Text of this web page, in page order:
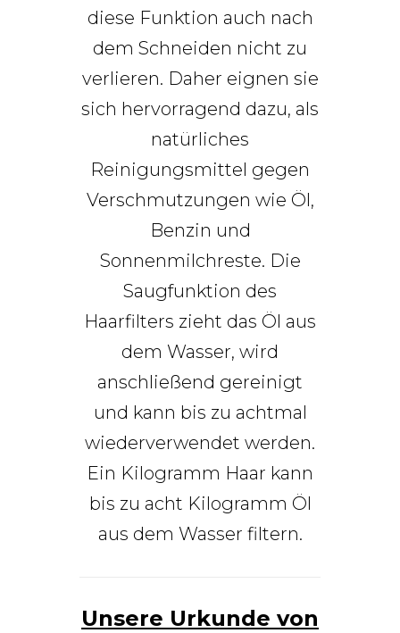
diese Funktion auch nach
dem Schneiden nicht zu
verlieren. Daher eignen sie
sich hervorragend dazu, als
natürliches
Reinigungsmittel gegen
Verschmutzungen wie Öl,
Benzin und
Sonnenmilchreste. Die
Saugfunktion des
Haarfilters zieht das Öl aus
dem Wasser, wird
anschließend gereinigt
und kann bis zu achtmal
wiederverwendet werden.
Ein Kilogramm Haar kann
bis zu acht Kilogramm Öl
aus dem Wasser filtern.
Unsere Urkunde von